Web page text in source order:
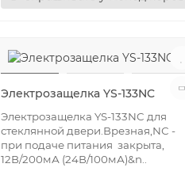
Электрозащелка YS-133NC
Электрозащелка YS-133NC для
стеклянной двери.Врезная,NС -
при подаче питания закрыта,
12В/200мА (24В/100мА)&n..